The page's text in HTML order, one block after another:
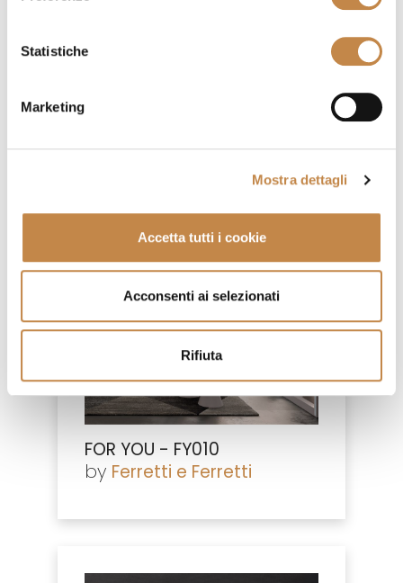
Statistiche
Marketing
Mostra dettagli
Accetta tutti i cookie
Acconsenti ai selezionati
Rifiuta
FOR YOU - FY010
by Ferretti e Ferretti